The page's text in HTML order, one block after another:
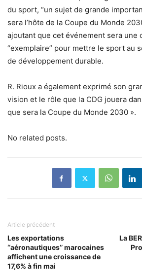
du sport, “un sujet de grande
sera l’hôte de la Coupe du Monde
ajoutant que cet événement sera une
“exemplaire” pour mettre le sport au
de développement durable.
R. Rioux a également exprimé son
vision et le rôle que la CDG jouera
que sera la Coupe du Monde 2030 ».
No related posts.
Article précédent
Les exportations
‘‘aéronautiques’’ marocaines
affichent une croissance de
17,6% à fin mai
La